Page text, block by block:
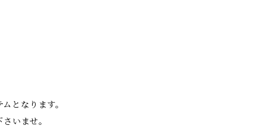
となります。
いませ。